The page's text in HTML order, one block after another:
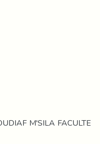
M'SILA FACULTE